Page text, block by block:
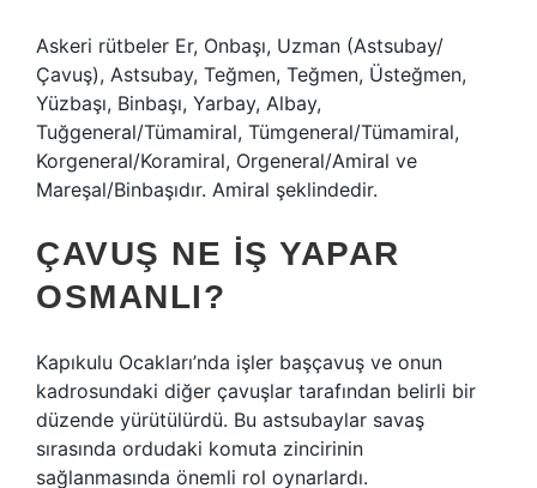
Askeri rütbeler Er, Onbaşı, Uzman (Astsubay/
Çavuş), Astsubay, Teğmen, Teğmen, Üsteğmen,
Yüzbaşı, Binbaşı, Yarbay, Albay,
Tuğgeneral/Tümamiral, Tümgeneral/Tümamiral,
Korgeneral/Koramiral, Orgeneral/Amiral ve
Mareşal/Binbaşıdır. Amiral şeklindedir.
ÇAVUŞ NE IŞ YAPAR
OSMANLI?
Kapıkulu Ocakları’nda işler başçavuş ve onun
kadrosundaki diğer çavuşlar tarafından belirli bir
düzende yürütülürdü. Bu astsubaylar savaş
sırasında ordudaki komuta zincirinin
sağlanmasında önemli rol oynarlardı.